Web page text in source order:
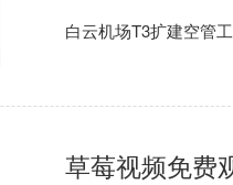
白云机场T3扩建空管工程
草莓视频免费